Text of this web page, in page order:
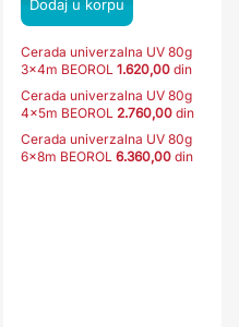
Cerada univerzalna UV 80g
3x4m BEOROL 1.620,00 din
Cerada univerzalna UV 80g
4x5m BEOROL 2.760,00 din
Cerada univerzalna UV 80g
6x8m BEOROL 6.360,00 din